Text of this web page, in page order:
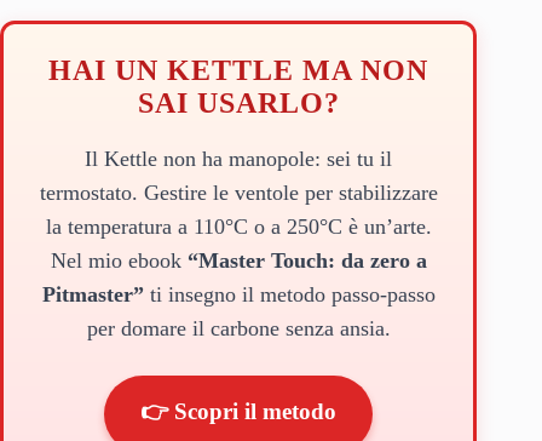
HAI UN KETTLE MA NON
SAI USARLO?
Il Kettle non ha manopole: sei tu il
termostato. Gestire le ventole per stabilizzare
la temperatura a 110°C o a 250°C è un’arte.
Nel mio ebook “Master Touch: da zero a
Pitmaster”ti insegno il metodo passo-passo
per domare il carbone senza ansia.
👉 Scopri il metodo